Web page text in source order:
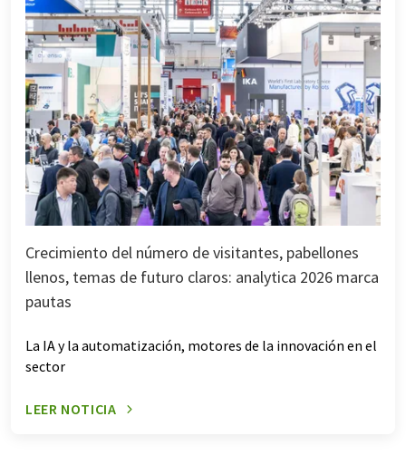
Crecimiento del número de visitantes, pabellones
llenos, temas de futuro claros: analytica 2026 marca
pautas
La IA y la automatización, motores de la innovación en el
sector
LEER NOTICIA